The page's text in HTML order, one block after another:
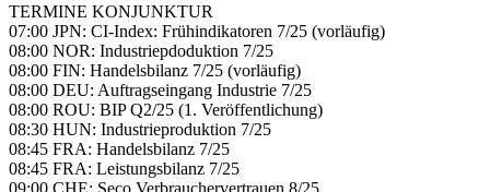
TERMINE KONJUNKTUR
07:00 JPN: CI-Index: Frühindikatoren 7/25 (vorläufig)
08:00 NOR: Industriepdoduktion 7/25
08:00 FIN: Handelsbilanz 7/25 (vorläufig)
08:00 DEU: Auftragseingang Industrie 7/25
08:00 ROU: BIP Q2/25 (1. Veröffentlichung)
08:30 HUN: Industrieproduktion 7/25
08:45 FRA: Handelsbilanz 7/25
08:45 FRA: Leistungsbilanz 7/25
09:00 CHE: Seco Verbrauchervertrauen 8/25